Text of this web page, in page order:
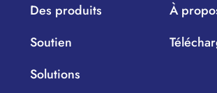
Des produits
Soutien
Solutions
À